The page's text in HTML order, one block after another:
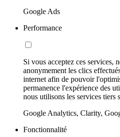
Google Ads
Performance
Si vous acceptez ces services,
anonymement les clics
internet afin de pouvoir
permanence l'expérience des
nous utilisons les services tiers
Google Analytics, Clarity,
Fonctionnalité